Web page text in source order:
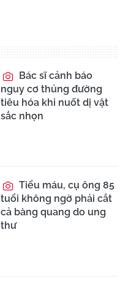
Bác sĩ cảnh báo
nguy cơ thủng đường
tiêu hóa khi nuốt dị vật
sắc nhọn
Tiểu máu, cụ ông 85
tuổi không ngờ phải cắt
cả bàng quang do ung
thư